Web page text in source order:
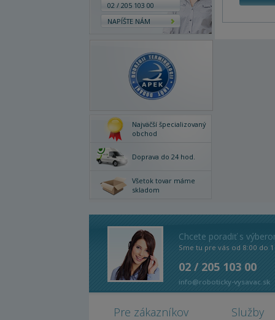
02 / 205 103 00
NAPÍŠTE NÁM
Najväčší špecializovaný
obchod
Doprava do 24 hod.
Všetok tovar máme
skladom
Chcete poradiť s
Sme tu pre vás od 8:00 do
02 / 205 103 00
info@roboticky-vysavac.sk
Pre zákazníkov Služby